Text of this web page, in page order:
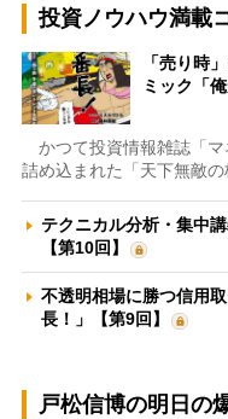
投資ノウハウ満載
「売り時
ミック「
かつて投資情報雑誌「マ
詰め込まれた「天下無敵
テクニカル分析・集中
【第10回】
不透明相場に勝つ信用
長！」【第9回】
戸松信博の明日の